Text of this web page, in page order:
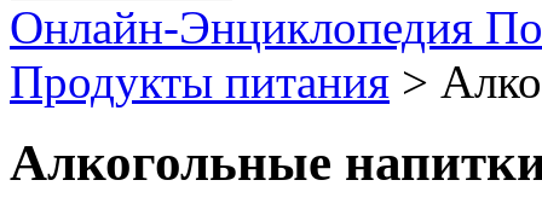
Онлайн-Энциклопедия
Продукты питания >
Алкогольные